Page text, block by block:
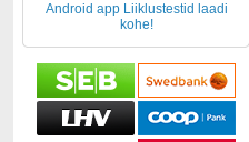
Android app Liiklustestid laadi
kohe!